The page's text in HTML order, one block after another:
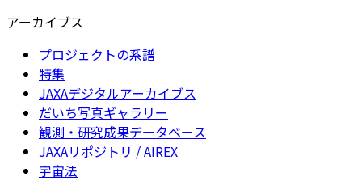
アーカイブス
プロジェクトの系譜
特集
JAXAデジタルアーカイブス
だいち写真ギャラリー
観測・研究成果データベース
JAXAリポジトリ / AIREX
宇宙法